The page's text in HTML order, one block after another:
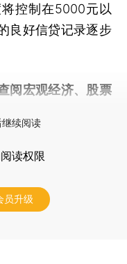
控制在5000元以
良好信贷记录逐步
阅宏观经济、股票
继续阅读
读权限
员升级